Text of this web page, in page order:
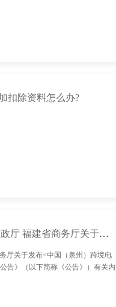
扣除资料怎么办?
关于《国家税务总局福建省税务局 福建省财政厅 福建省商务厅关于发布<泉州市、泉州市跨境电子商务综合试验区零售出口货物免税管理办法（试行）>的公告》的政策解读
厅关于发布<中国（泉州）跨境电
告》（以下简称《公告》）有关内